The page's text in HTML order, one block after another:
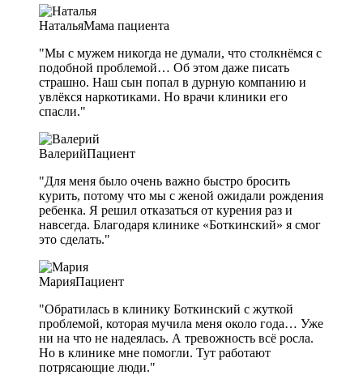
НатальяМама пациента
"Мы с мужем никогда не думали, что столкнёмся с
подобной проблемой… Об этом даже писать
страшно. Наш сын попал в дурную компанию и
увлёкся наркотиками. Но врачи клиники его
спасли."
ВалерийПациент
"Для меня было очень важно быстро бросить
курить, потому что мы с женой ожидали рождения
ребенка. Я решил отказаться от курения раз и
навсегда. Благодаря клинике «Боткинский» я смог
это сделать."
МарияПациент
"Обратилась в клинику Боткинский с жуткой
проблемой, которая мучила меня около года… Уже
ни на что не надеялась. А тревожность всё росла.
Но в клинике мне помогли. Тут работают
потрясающие люди."